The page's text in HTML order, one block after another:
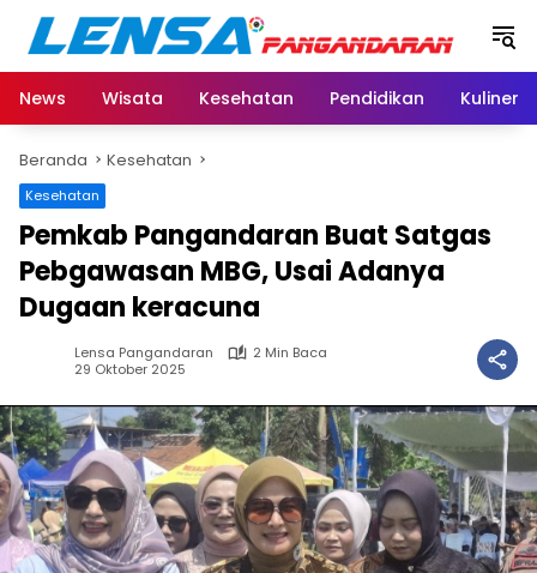
Langsung
konten
News
Wisata Kesehatan Pendidikan Kuliner
Beranda Kesehatan
Kesehatan
Pemkab Pangandaran Buat Satgas
Pebgawasan MBG, Usai Adanya
Dugaan keracuna
Lensa Pangandaran
2 Min Baca
29 Oktober 2025